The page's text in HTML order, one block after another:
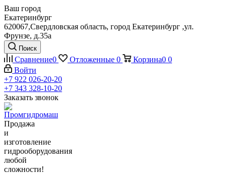
Ваш город
Екатеринбург
620067,Свердловская область, город Екатеринбург ,ул.
Фрунзе, д.35а
Поиск
Сравнение0 Отложенные 0 Корзина0 0
Войти
+7 922 026-20-20
+7 343 328-10-20
Заказать звонок
Продажа
и
изготовление
гидрооборудования
любой
сложности!